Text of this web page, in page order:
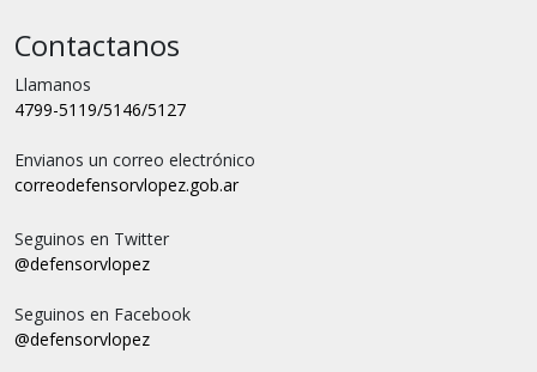
Contactanos
Llamanos
4799-5119/5146/5127
Envianos un correo electrónico
correodefensorvlopez.gob.ar
Seguinos en Twitter
@defensorvlopez
Seguinos en Facebook
@defensorvlopez